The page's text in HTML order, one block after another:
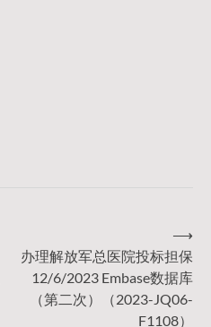
办理解放军总医院投标担保
12/6/2023 Embase数据库
（第二次）（2023-JQ06-
F1108）
⟶